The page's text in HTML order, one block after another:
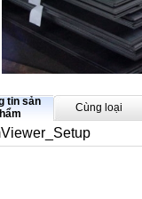
tin sản
Cùng loại